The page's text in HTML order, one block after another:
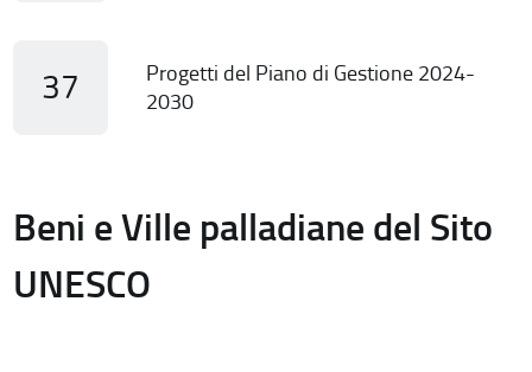
37
Progetti del Piano di Gestione 2024-
2030
Beni e Ville palladiane del Sito
UNESCO